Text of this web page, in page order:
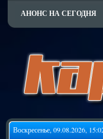
АНОНС НА СЕГОДНЯ
Воскресенье, 09.08.2026,